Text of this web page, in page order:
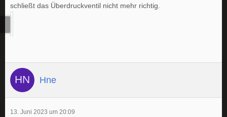
schließt das Überdruckventil nicht mehr richtig.
Hne
13. Juni 2023 um 20:09